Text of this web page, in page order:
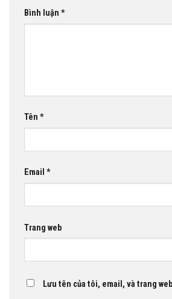
Bình luận *
Tên *
Email *
Trang web
Lưu tên của tôi, email, và trang